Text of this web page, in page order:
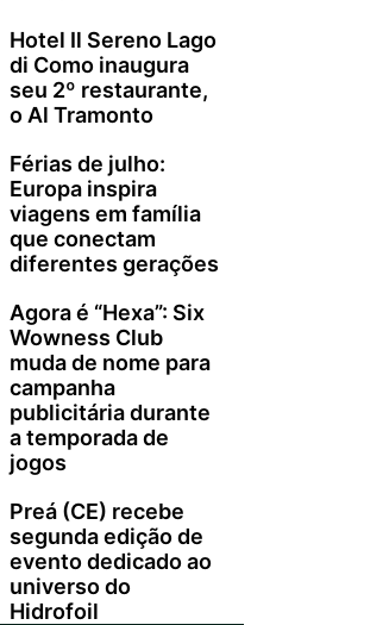
Hotel Il Sereno Lago
di Como inaugura
seu 2º restaurante,
o Al Tramonto
Férias de julho:
Europa inspira
viagens em família
que conectam
diferentes gerações
Agora é “Hexa”: Six
Wowness Club
muda de nome para
campanha
publicitária durante
a temporada de
jogos
Preá (CE) recebe
segunda edição de
evento dedicado ao
universo do
Hidrofoil